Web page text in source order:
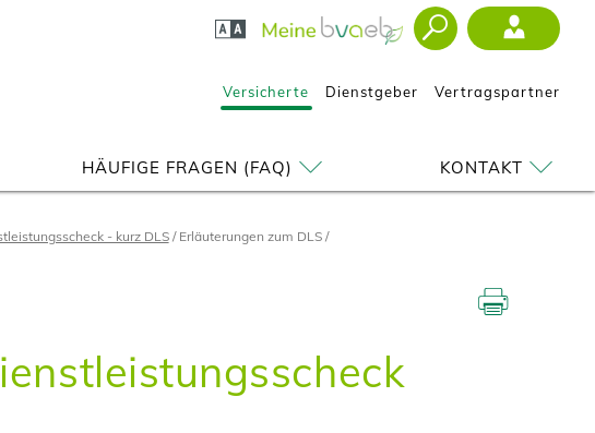
Versicherte Dienstgeber Vertragspartner
HÄUFIGE FRAGEN (FAQ) KONTAKT
- kurz DLS Erläuterungen zum DLS